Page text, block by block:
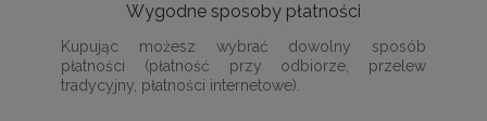
Wygodne sposoby płatności
Kupując możesz wybrać dowolny sposób
płatności (płatność przy odbiorze, przelew
tradycyjny, płatności internetowe).